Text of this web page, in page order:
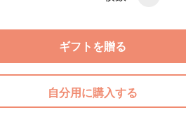
ギフトを贈る
自分用に購入する